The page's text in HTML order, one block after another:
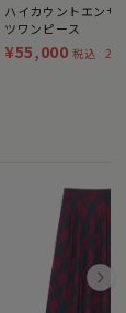
ハイカウントエンザ
ツワンピース
¥55,000 税込